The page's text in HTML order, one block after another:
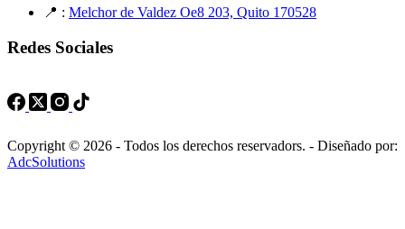
📍 : Melchor de Valdez Oe8 203, Quito 170528
Redes Sociales
Copyright © 2026 - Todos los derechos reservadors. - Diseñado por:
AdcSolutions